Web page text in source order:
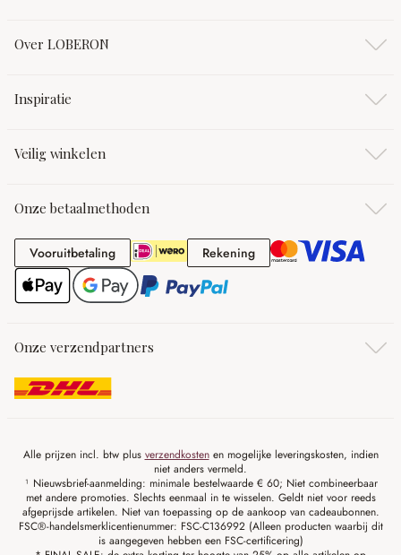
Over LOBERON
Inspiratie
Veilig winkelen
Onze betaalmethoden
VooruitbetalingVooruitbetaling RekeningRekening
Onze verzendpartners
Alle prijzen incl. btw plus verzendkostenen mogelijke leveringskosten, indien
niet anders vermeld.
¹ Nieuwsbrief-aanmelding: minimale bestelwaarde € 60; Niet combineerbaar
met andere promoties. Slechts eenmaal in te wisselen. Geldt niet voor reeds
afgeprijsde artikelen. Niet van toepassing op de aankoop van cadeaubonnen.
FSC®-handelsmerklicentienummer: FSC-C136992 (Alleen producten waarbij dit
is aangegeven hebben een FSC-certificering)